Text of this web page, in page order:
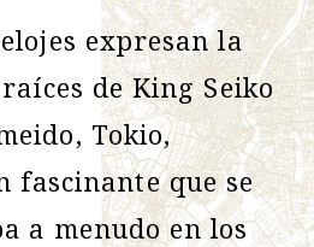
expresan la
de King Seiko
Tokio,
fascinante que se
a menudo en los